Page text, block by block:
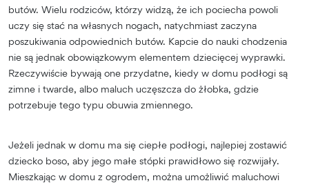
butów. Wielu rodziców, którzy widzą, że ich pociecha powoli
uczy się stać na własnych nogach, natychmiast zaczyna
poszukiwania odpowiednich butów. Kapcie do nauki chodzenia
nie są jednak obowiązkowym elementem dziecięcej wyprawki.
Rzeczywiście bywają one przydatne, kiedy w domu podłogi są
zimne i twarde, albo maluch uczęszcza do żłobka, gdzie
potrzebuje tego typu obuwia zmiennego.
Jeżeli jednak w domu ma się ciepłe podłogi, najlepiej zostawić
dziecko boso, aby jego małe stópki prawidłowo się rozwijały.
Mieszkając w domu z ogrodem, można umożliwić maluchowi